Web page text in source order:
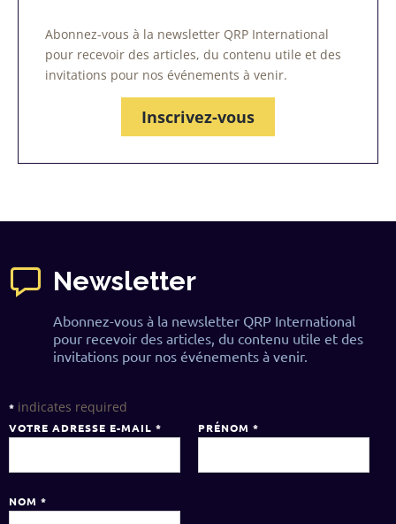
Abonnez-vous à la newsletter QRP International
pour recevoir des articles, du contenu utile et des
invitations pour nos événements à venir.
Inscrivez-vous
Newsletter
Abonnez-vous à la newsletter QRP International
pour recevoir des articles, du contenu utile et des
invitations pour nos événements à venir.
* indicates required
VOTRE ADRESSE E-MAIL * PRÉNOM *
NOM *